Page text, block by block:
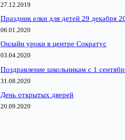
27.12.2019
Праздник елки для детей 29 декабря
06.01.2020
Онлайн уроки в центре Сократус
03.04.2020
Поздравление школьникам с 1
31.08.2020
День открытых дверей
20.09.2020